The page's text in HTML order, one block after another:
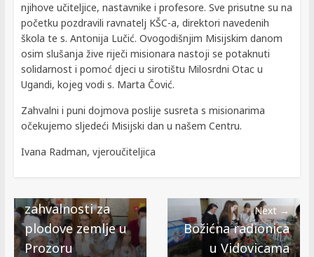
njihove učiteljice, nastavnike i profesore. Sve prisutne su na
početku pozdravili ravnatelj KŠC-a, direktori navedenih
škola te s. Antonija Lučić. Ovogodišnjim Misijskim danom
osim slušanja žive riječi misionara nastoji se potaknuti
solidarnost i pomoć djeci u sirotištu Milosrdni Otac u
Ugandi, kojeg vodi s. Marta Čović.
Zahvalni i puni dojmova poslije susreta s misionarima
očekujemo sljedeći Misijski dan u našem Centru.
Ivana Radman, vjeroučiteljica
zahvalnosti za
plodove zemlje u
Prozoru
Next →
Božićna radionica
u Vidovicama